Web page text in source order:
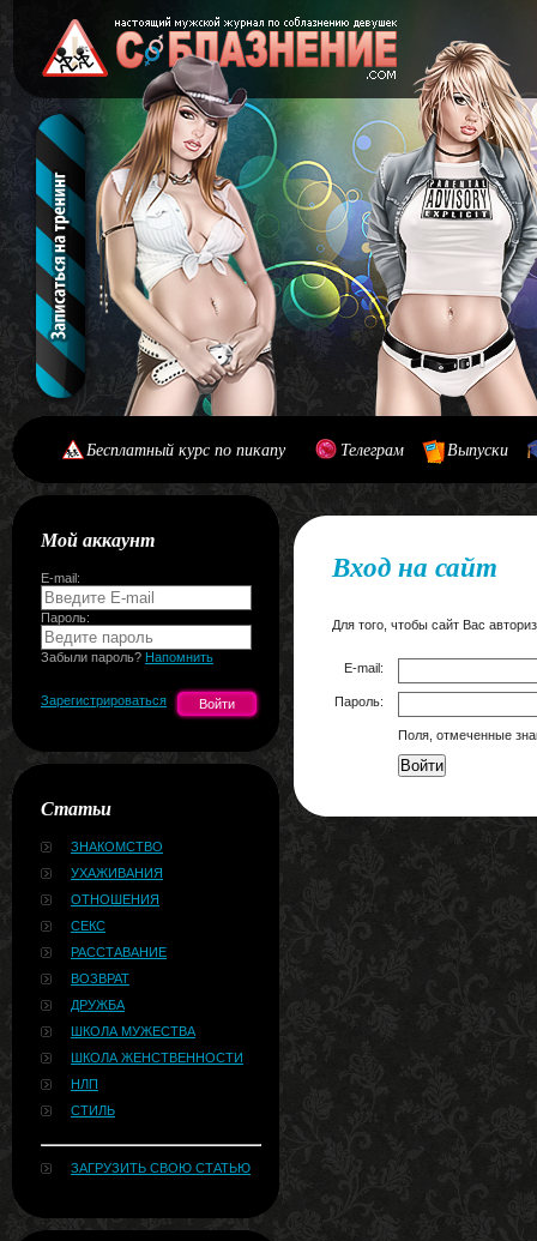
Бесплатный курс по пикапу Телеграм Выпуски
Мой аккаунт
E-mail:
Пароль:
Забыли пароль? Напомнить
Зарегистрироваться
Статьи
ЗНАКОМСТВО
УХАЖИВАНИЯ
ОТНОШЕНИЯ
СЕКС
РАССТАВАНИЕ
ВОЗВРАТ
ДРУЖБА
ШКОЛА МУЖЕСТВА
ШКОЛА ЖЕНСТВЕННОСТИ
НЛП
СТИЛЬ
ЗАГРУЗИТЬ СВОЮ СТАТЬЮ
Вход на сайт
Для того, чтобы сайт Вас
E-mail:
Пароль:
Поля, отмеченные
Войти